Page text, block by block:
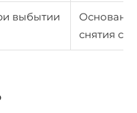
выбытии
снятия с